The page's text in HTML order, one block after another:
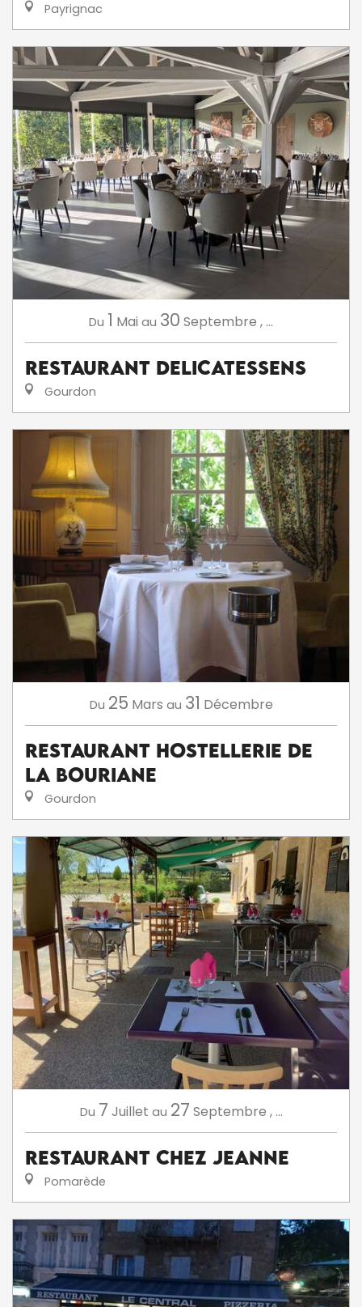
Payrignac
Du 1 Mai au 30 Septembre , ...
Restaurant Delicatessens
Gourdon
Du 25 Mars au 31 Décembre
Restaurant Hostellerie de
la Bouriane
Gourdon
Du 7 Juillet au 27 Septembre , ...
Restaurant Chez Jeanne
Pomarède